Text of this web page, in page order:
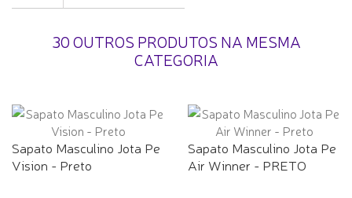
30 OUTROS PRODUTOS NA MESMA
CATEGORIA
Sapato Masculino Jota Pe
Vision - Preto
Sapato Masculino Jota Pe
Air Winner - PRETO